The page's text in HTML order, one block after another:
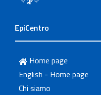
EpiCentro
Home page
English - Home page
Chi siamo